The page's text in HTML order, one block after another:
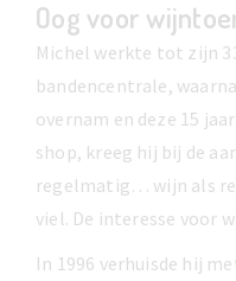
Oog voor
Michel werkte tot zijn
bandencentrale,
overnam en deze 15
shop, kreeg hij bij de
regelmatig… wijn als
viel. De interesse voor
In 1996 verhuisde hij